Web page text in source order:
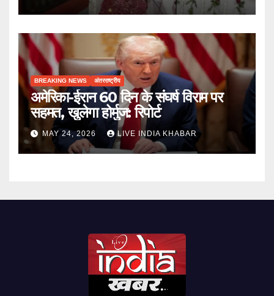
BREAKING NEWS अंतरराष्ट्रीय
अमेरिका-ईरान 60 दिन के संघर्ष विराम पर
सहमत, खुलेगा होर्मुज: रिपोर्ट
MAY 24, 2026 LIVE INDIA KHABAR